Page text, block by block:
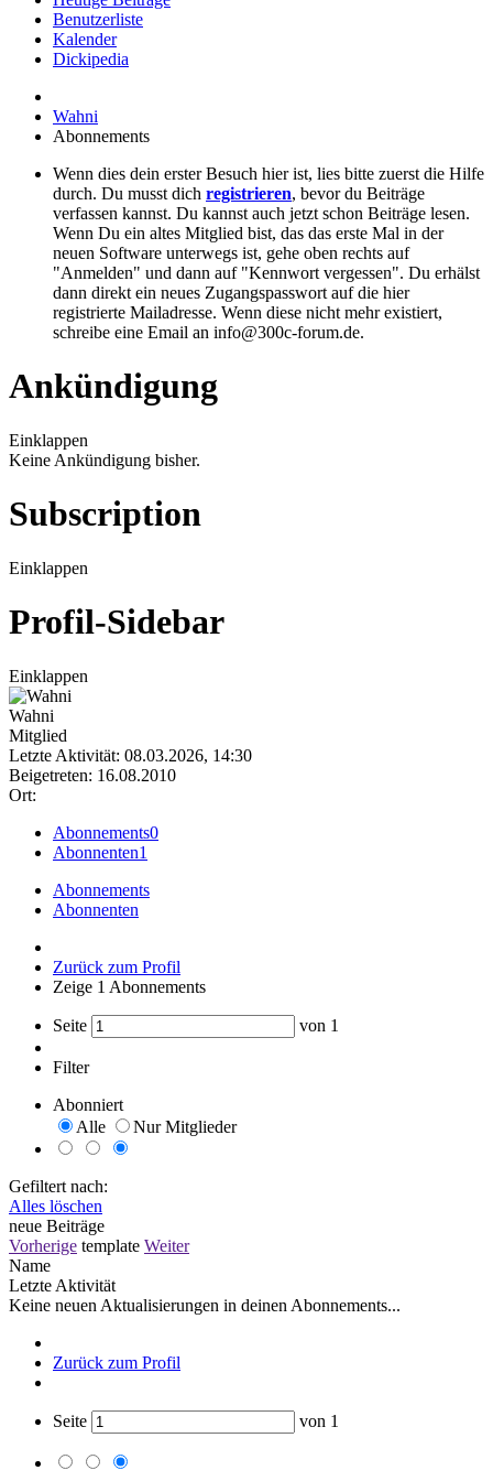
Benutzerliste
Kalender
Dickipedia
Wahni
Abonnements
Wenn dies dein erster Besuch hier ist, lies bitte zuerst die Hilfe
durch. Du musst dich registrieren, bevor du Beiträge
verfassen kannst. Du kannst auch jetzt schon Beiträge lesen.
Wenn Du ein altes Mitglied bist, das das erste Mal in der
neuen Software unterwegs ist, gehe oben rechts auf
"Anmelden" und dann auf "Kennwort vergessen". Du erhälst
dann direkt ein neues Zugangspasswort auf die hier
registrierte Mailadresse. Wenn diese nicht mehr existiert,
schreibe eine Email an info@300c-forum.de.
Ankündigung
Einklappen
Keine Ankündigung bisher.
Subscription
Einklappen
Profil-Sidebar
Einklappen
Wahni
Mitglied
Letzte Aktivität: 08.03.2026, 14:30
Beigetreten: 16.08.2010
Ort:
Abonnements0
Abonnenten1
Abonnements
Abonnenten
Zurück zum Profil
Zeige 1 Abonnements
Seite von 1
Filter
Abonniert
Alle
Nur Mitglieder
Gefiltert nach:
Alles löschen
neue Beiträge
Vorherige template Weiter
Name
Letzte Aktivität
Keine neuen Aktualisierungen in deinen Abonnements...
Zurück zum Profil
Seite von 1